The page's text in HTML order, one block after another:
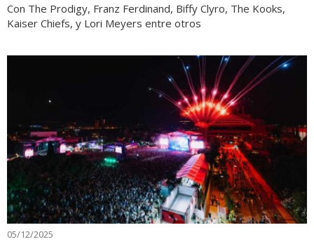
Con The Prodigy, Franz Ferdinand, Biffy Clyro, The Kooks,
Kaiser Chiefs, y Lori Meyers entre otros
05/12/2025